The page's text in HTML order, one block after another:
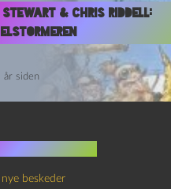
Stewart & Chris Riddell:
år siden
beskeder